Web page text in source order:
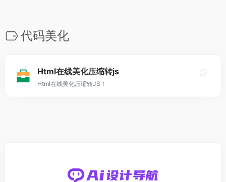
代码美化
Html在线美化压缩转js
Html在线美化压缩转JS！